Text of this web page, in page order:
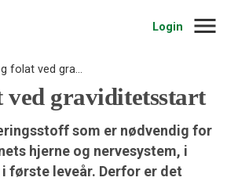
Login
folat ved gra…
ved graviditetsstart
som er nødvendig for
hjerne og nervesystem, i
første leveår. Derfor er det